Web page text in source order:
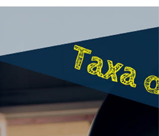
produção de novos bens e serviços, ou